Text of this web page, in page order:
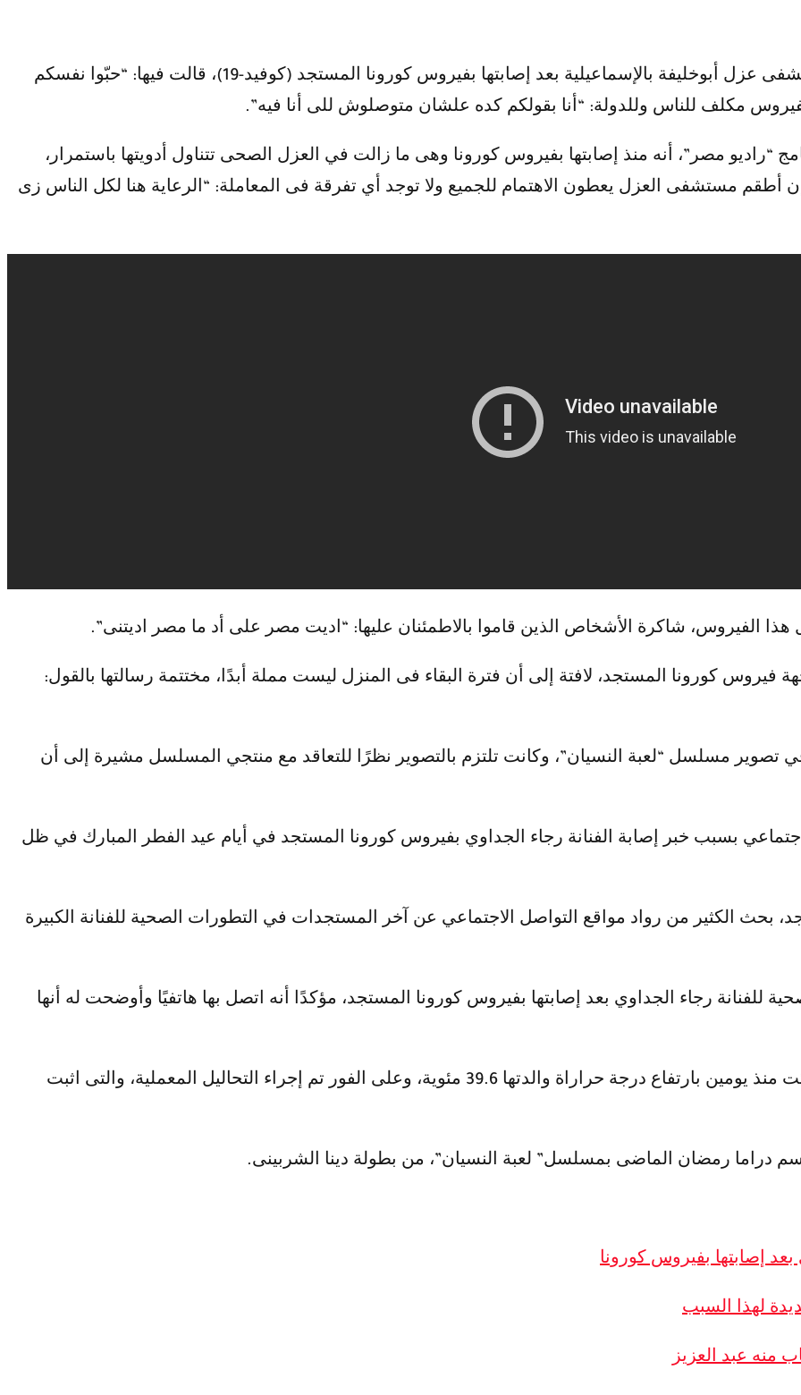
أرسلت الفنانة رجاء الجداوي رسالة لجمهورها من مستشفى عزل أبوخليفة بالإسماعيلية بعد إصابتها بفيروس كورونا المستجد (كوفيد-19)، قالت فيها: “حبّوا نفسكم
مكلف للناس وللدولة: “أنا بقولكم كده علشان متوصلوش للى أنا فيه”.
“راديو مصر”، أنه منذ إصابتها بفيروس كورونا وهى ما زالت في العزل الصحى تتناول أدويتها باستمرار،
أطقم مستشفى العزل يعطون الاهتمام للجميع ولا توجد أي تفرقة فى المعاملة: “الرعاية هنا لكل الناس زى
هذا الفيروس، شاكرة الأشخاص الذين قاموا بالاطمئنان عليها: “اديت مصر على أد ما مصر اديتنى”.
فيروس كورونا المستجد، لافتة إلى أن فترة البقاء فى المنزل ليست مملة أبدًا، مختتمة رسالتها بالقول:
تصوير مسلسل “لعبة النسيان”، وكانت تلتزم بالتصوير نظرًا للتعاقد مع منتجي المسلسل مشيرة إلى أن
بسبب خبر إصابة الفنانة رجاء الجداوي بفيروس كورونا المستجد في أيام عيد الفطر المبارك في ظل
بحث الكثير من رواد مواقع التواصل الاجتماعي عن آخر المستجدات في التطورات الصحية للفنانة الكبيرة
للفنانة رجاء الجداوي بعد إصابتها بفيروس كورونا المستجد، مؤكدًا أنه اتصل بها هاتفيًا وأوضحت له أنها
وكانت علقت أميرة ابنة الفنانة رجاء الجداوى، إنها فوجئت منذ يومين بارتفاع درجة حراراة والدتها 39.6 مئوية، وعلى الفور تم إجراء التحاليل المعملية، والتى اثبت
دراما رمضان الماضى بمسلسل” لعبة النسيان”، من بطولة دينا الشربينى.
إصابتها بفيروس كورونا
لهذا السبب
منه عبد العزيز